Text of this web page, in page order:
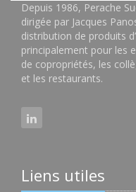
Depuis 1986, Perache
dirigée par Jacques
distribution de produits
principalement pour les
de copropriétés, les
et les restaurants.
Liens utiles